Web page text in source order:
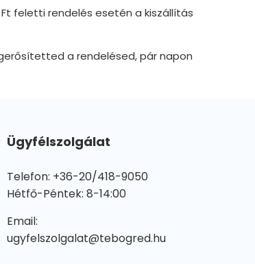
feletti rendelés esetén a kiszállítás
a rendelésed, pár napon
Ügyfélszolgálat
Telefon: +36-20/418-9050
Hétfő-Péntek: 8-14:00
Email:
ugyfelszolgalat@tebogred.hu